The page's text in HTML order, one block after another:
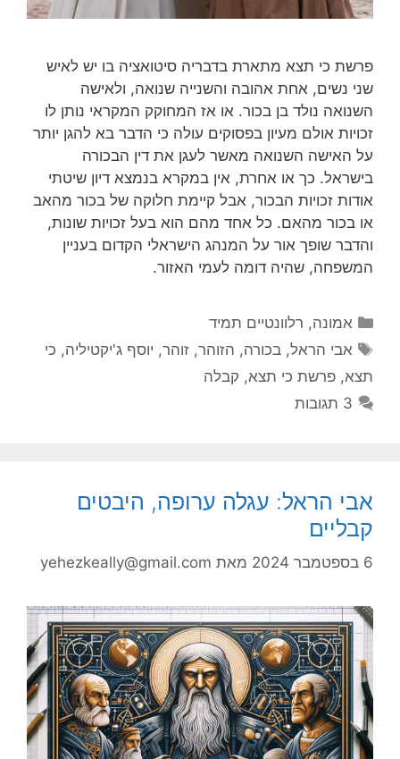
פרשת כי תצא מתארת בדבריה סיטואציה בו יש לאיש
שני נשים, אחת אהובה והשנייה שנואה, ולאישה
השנואה נולד בן בכור. או אז המחוקק המקראי נותן לו
זכויות אולם מעיון בפסוקים עולה כי הדבר בא להגן יותר
על האישה השנואה מאשר לעגן את דין הבכורה
בישראל. כך או אחרת, אין במקרא בנמצא דיון שיטתי
אודות זכויות הבכור, אבל קיימת חלוקה של בכור מהאב
או בכור מהאם. כל אחד מהם הוא בעל זכויות שונות,
והדבר שופך אור על המנהג הישראלי הקדום בעניין
המשפחה, שהיה דומה לעמי האזור.
קטגוריות
אמונה, רלוונטיים תמיד
תגיות
אבי הראל,בכורה, הזוהר,זוהר, יוסף ג'יקטיליה, כי
תצא, פרשת כי תצא, קבלה
3 תגובות
אבי הראל: עגלה ערופה, היבטים
קבליים
6 בספטמבר 2024 מאת yehezkeally@gmail.com